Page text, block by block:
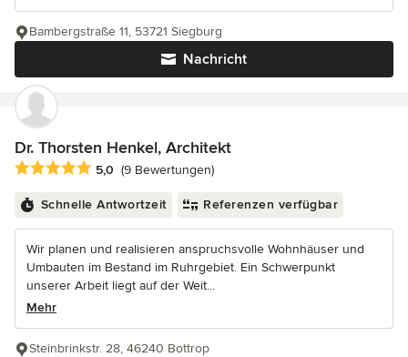
Nachricht
Bambergstraße 11, 53721 Siegburg
Dr. Thorsten Henkel, Architekt
Durchschnittliche Bewertung: 5 von 5 Sternen
5,0 (9 Bewertungen)
Schnelle Antwortzeit Referenzen verfügbar
Wir planen und realisieren anspruchsvolle Wohnhäuser und
Umbauten im Bestand im Ruhrgebiet. Ein Schwerpunkt
unserer Arbeit liegt auf der Weit...
Mehr
Steinbrinkstr. 28, 46240 Bottrop